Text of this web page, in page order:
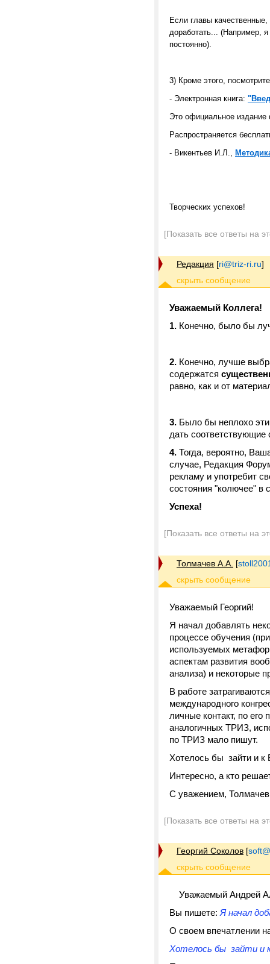
Если главы
доработать... (Например,
постоянно).
3) Кроме этого,
- Электронная книга:
Это официальное
Распространяется
- Викентьев И.Л.,
Творческих успехов!
[Показать все ответы на
Редакция [ri@triz-ri.ru]
Уважаемый Коллега!
1. Конечно, было бы
2. Конечно, лучше
содержатся
равно, как и от
3. Было бы неплохо
дать
4. Тогда, вероятно,
случае, Редакция
рекламу и употребит
состояния "колючее" в
Успеха!
[Показать все ответы на
Толмачев А.А. [
Уважаемый Георгий!
Я начал добавлять
процессе обучения
используемых
аспектам развития
анализа) и некоторые
В работе
международного
личные контакт, по
аналогичных ТРИЗ,
по ТРИЗ мало пишут.
Хотелось бы зайти и к
Интересно, а кто
С уважением,
[Показать все ответы на
Георгий Соколов [
Уважаемый Андрей
Вы пишете: Я начал
О своем впечатлении
Хотелось бы зайти и